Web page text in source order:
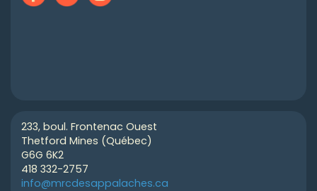
233, boul. Frontenac Ouest
Thetford Mines (Québec)
G6G 6K2
418 332-2757
info@mrcdesappalaches.ca